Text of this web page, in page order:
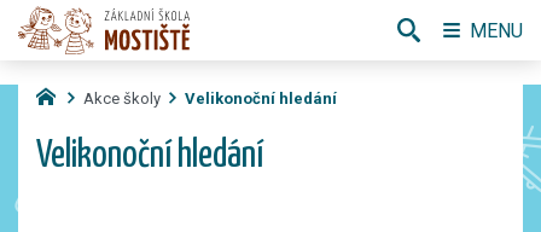
Akce školy Velikonoční hledání
Velikonoční hledání
MENU